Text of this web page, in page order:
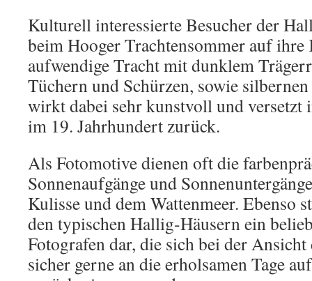
Kulturell interessierte Besucher der
beim Hooger Trachtensommer auf ihre
aufwendige Tracht mit dunklem
Tüchern und Schürzen, sowie
wirkt dabei sehr kunstvoll und versetzt
im 19. Jahrhundert zurück.
Als Fotomotive dienen oft die
Sonnenaufgänge und
Kulisse und dem Wattenmeer. Ebenso
den typischen Hallig-Häusern ein
Fotografen dar, die sich bei der
sicher gerne an die erholsamen Tage